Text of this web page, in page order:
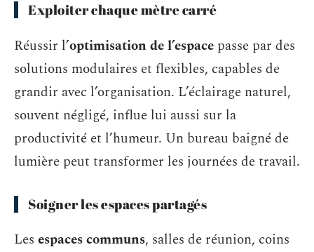
Exploiter chaque mètre carré
Réussir l’optimisation de l’espace passe par des
solutions modulaires et flexibles, capables de
grandir avec l’organisation. L’éclairage naturel,
souvent négligé, influe lui aussi sur la
productivité et l’humeur. Un bureau baigné de
lumière peut transformer les journées de travail.
Soigner les espaces partagés
Les espaces communs, salles de réunion, coins